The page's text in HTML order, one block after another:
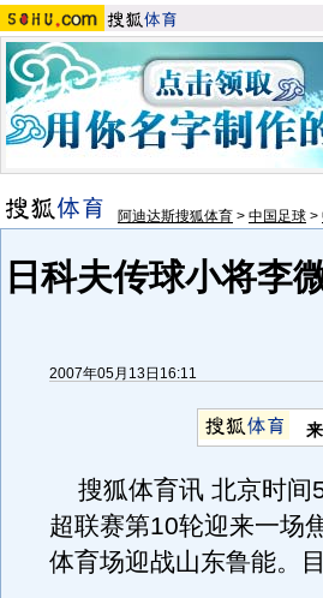
阿迪达斯搜狐体育 > 中国足球 >
日科夫传球小将李
2007年05月13日16:11
搜狐体育讯 北京时间
超联赛第10轮迎来一场
体育场迎战山东鲁能。